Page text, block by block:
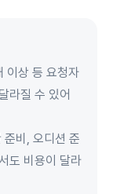
이상 등 요청자
라질 수 있어
비, 오디션 준
도 비용이 달라